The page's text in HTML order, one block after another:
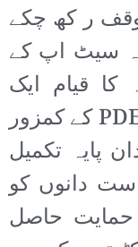
ر کھ چکے
کردہ سیٹ اپ کے
کا قیام ایک
انقلابی قدم ہے جس کو PDECAT کے کمزور
پایہ تکمیل
دانوں کو
حمایت حاصل